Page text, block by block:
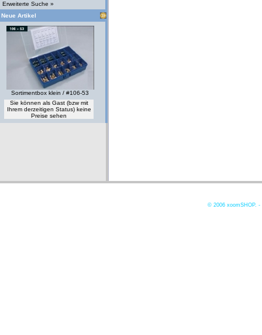
Erweiterte Suche »
Neue Artikel
Sortimentbox klein / #106-53
Sie können als Gast (bzw mit
Ihrem derzeitigen Status) keine
Preise sehen
© 2006 xoomSHOP. -